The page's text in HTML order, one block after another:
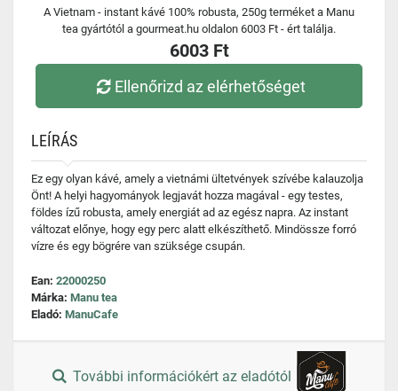
A Vietnam - instant kávé 100% robusta, 250g terméket a Manu
tea gyártótól a gourmeat.hu oldalon 6003 Ft - ért találja.
6003 Ft
Ellenőrizd az elérhetőséget
LEÍRÁS
Ez egy olyan kávé, amely a vietnámi ültetvények szívébe kalauzolja
Önt! A helyi hagyományok legjavát hozza magával - egy testes,
földes ízű robusta, amely energiát ad az egész napra. Az instant
változat előnye, hogy egy perc alatt elkészíthető. Mindössze forró
vízre és egy bögrére van szüksége csupán.
Ean: 22000250
Márka: Manu tea
Eladó: ManuCafe
További információkért az eladótól